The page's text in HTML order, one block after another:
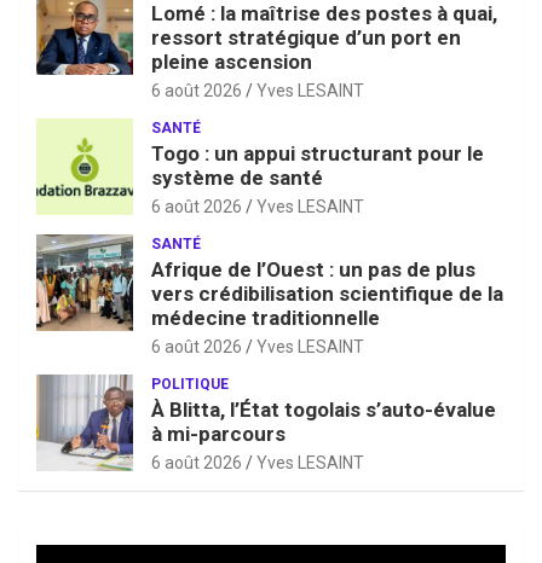
Lomé : la maîtrise des postes à quai,
ressort stratégique d’un port en
pleine ascension
6 août 2026 Yves LESAINT
SANTÉ
Togo : un appui structurant pour le
système de santé
6 août 2026 Yves LESAINT
SANTÉ
Afrique de l’Ouest : un pas de plus
vers crédibilisation scientifique de la
médecine traditionnelle
6 août 2026 Yves LESAINT
POLITIQUE
À Blitta, l’État togolais s’auto-évalue
à mi-parcours
6 août 2026 Yves LESAINT